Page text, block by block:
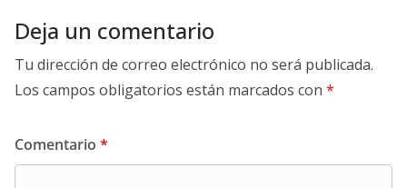
Deja un comentario
Tu dirección de correo electrónico no será publicada.
Los campos obligatorios están marcados con *
Comentario *